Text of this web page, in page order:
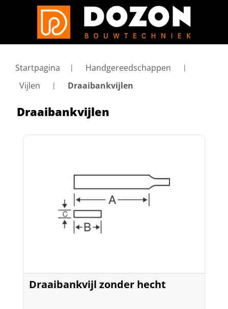
Startpagina
Handgereedschappen
Vijlen
Draaibankvijlen
Draaibankvijlen
Draaibankvijl zonder hecht